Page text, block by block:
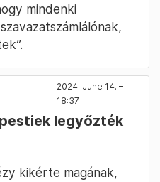
mindenki
2024. June 14. –
18:37
legyőzték
kikérte magának,